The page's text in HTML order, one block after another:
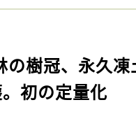
の樹冠、永久
初の定量化